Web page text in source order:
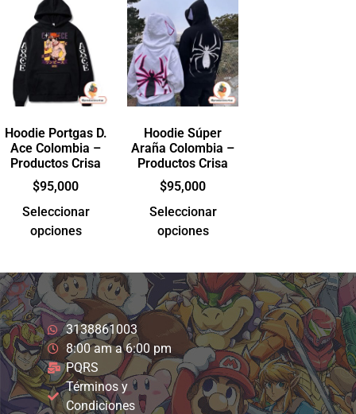
Hoodie Portgas D.
Ace Colombia –
Productos Crisa
$95,000
Seleccionar
opciones
Hoodie Súper
Araña Colombia –
Productos Crisa
$95,000
Seleccionar
opciones
3138861003
8:00 am a 6:00 pm
PQRS
Términos y
Condiciones